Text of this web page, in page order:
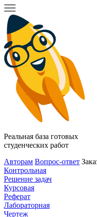
Реальная база готовых
студенческих работ
Авторам Вопрос-ответ
Контрольная
Решение задач
Курсовая
Реферат
Лабораторная
Чертеж